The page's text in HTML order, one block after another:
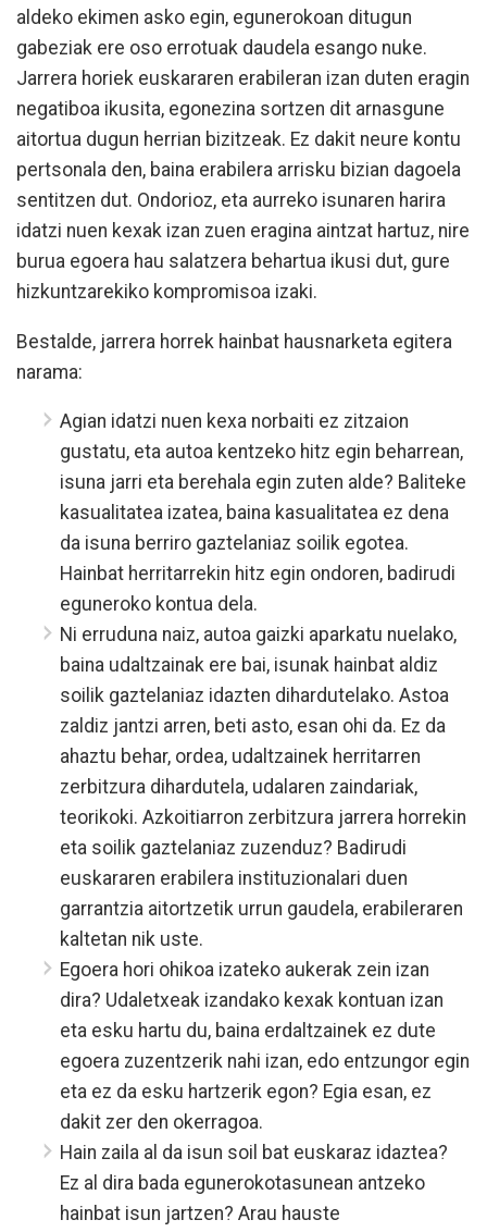
aldeko ekimen asko egin, egunerokoan ditugun
gabeziak ere oso errotuak daudela esango nuke.
Jarrera horiek euskararen erabileran izan duten eragin
negatiboa ikusita, egonezina sortzen dit arnasgune
aitortua dugun herrian bizitzeak. Ez dakit neure kontu
pertsonala den, baina erabilera arrisku bizian dagoela
sentitzen dut. Ondorioz, eta aurreko isunaren harira
idatzi nuen kexak izan zuen eragina aintzat hartuz, nire
burua egoera hau salatzera behartua ikusi dut, gure
hizkuntzarekiko kompromisoa izaki.
Bestalde, jarrera horrek hainbat hausnarketa egitera
narama:
Agian idatzi nuen kexa norbaiti ez zitzaion
gustatu, eta autoa kentzeko hitz egin beharrean,
isuna jarri eta berehala egin zuten alde? Baliteke
kasualitatea izatea, baina kasualitatea ez dena
da isuna berriro gaztelaniaz soilik egotea.
Hainbat herritarrekin hitz egin ondoren, badirudi
eguneroko kontua dela.
Ni erruduna naiz, autoa gaizki aparkatu nuelako,
baina udaltzainak ere bai, isunak hainbat aldiz
soilik gaztelaniaz idazten dihardutelako. Astoa
zaldiz jantzi arren, beti asto, esan ohi da. Ez da
ahaztu behar, ordea, udaltzainek herritarren
zerbitzura dihardutela, udalaren zaindariak,
teorikoki. Azkoitiarron zerbitzura jarrera horrekin
eta soilik gaztelaniaz zuzenduz? Badirudi
euskararen erabilera instituzionalari duen
garrantzia aitortzetik urrun gaudela, erabileraren
kaltetan nik uste.
Egoera hori ohikoa izateko aukerak zein izan
dira? Udaletxeak izandako kexak kontuan izan
eta esku hartu du, baina erdaltzainek ez dute
egoera zuzentzerik nahi izan, edo entzungor egin
eta ez da esku hartzerik egon? Egia esan, ez
dakit zer den okerragoa.
Hain zaila al da isun soil bat euskaraz idaztea?
Ez al dira bada egunerokotasunean antzeko
hainbat isun jartzen? Arau hauste